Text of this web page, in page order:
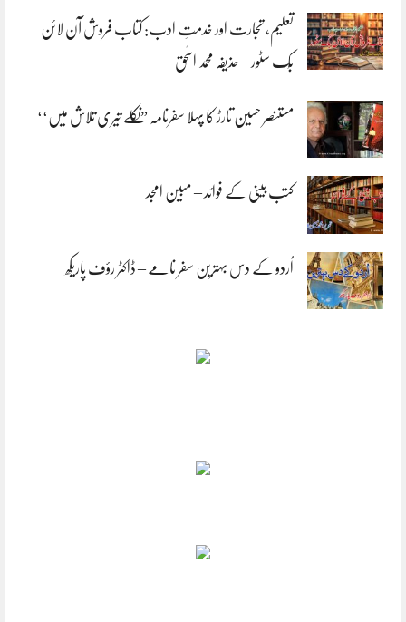
تعلیم، تجارت اور خدمتِ ادب: کتاب فروش آن لائن
بُک سٹور – حذیفہ محمد اسحٰق
مستنصر حسین تارڑ کا پہلا سفرنامہ ”نکلے تیری تلاش میں‘‘
کتب بینی کے فوائد – مبین امجد
اُردو کے دس بہترین سفر نامے – ڈاکٹر رؤف پاریکھ